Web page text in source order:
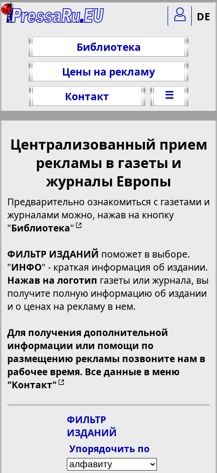
Библиотека
Цены на рекламу
Контакт
☰
DE
ФИЛЬТР
ИЗДАНИЙ
Упорядочить по
Централизованный прием
рекламы в газеты и
журналы Европы
Предварительно ознакомиться с газетами и
журналами можно, нажав на кнопку
"Библиотека"
ФИЛЬТР ИЗДАНИЙ поможет в выборе.
"ИНФО" - краткая информация об издании.
Нажав на логотип газеты или журнала, вы
получите полную информацию об издании
и о ценах на рекламу в нем.
Для получения дополнительной
информации или помощи по
размещению рекламы позвоните нам в
рабочее время. Все данные в меню
"Контакт"